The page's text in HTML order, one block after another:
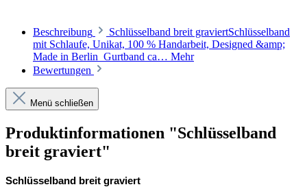
Beschreibung
Schlüsselband breit graviertSchlüsselband
mit Schlaufe, Unikat, 100 % Handarbeit, Designed &amp;
Made in Berlin Gurtband ca… Mehr
Bewertungen
Menü schließen
Produktinformationen "Schlüsselband
breit graviert"
Schlüsselband breit graviert